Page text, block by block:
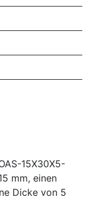
15X30X5-
mm, einen
Dicke von 5